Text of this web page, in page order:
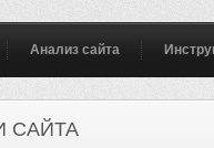
Анализ сайта
САЙТА